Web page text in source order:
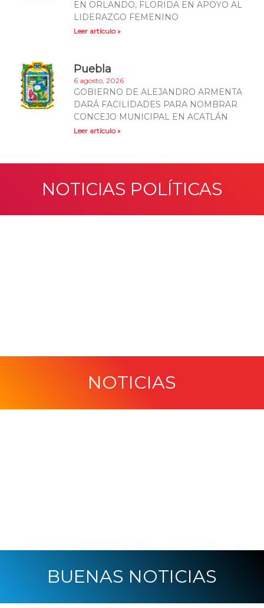
EN ORLANDO, FLORIDA EN APOYO AL
LIDERAZGO FEMENINO
Leer artículo »
Puebla
6 agosto, 2026
GOBIERNO DE ALEJANDRO ARMENTA
DARÁ FACILIDADES PARA NOMBRAR
CONCEJO MUNICIPAL EN ACATLÁN
Leer artículo »
NOTICIAS POLÍTICAS
NOTICIAS
BUENAS NOTICIAS